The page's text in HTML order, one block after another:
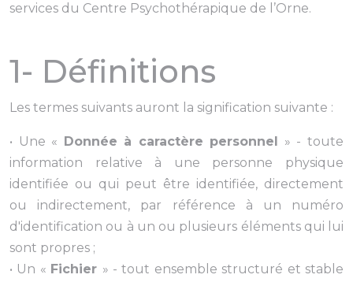
services du Centre Psychothérapique de l’Orne.
1- Définitions
Les termes suivants auront la signification suivante :
• Une « Donnée à caractère personnel » - toute
information relative à une personne physique
identifiée ou qui peut être identifiée, directement
ou indirectement, par référence à un numéro
d'identification ou à un ou plusieurs éléments qui lui
sont propres ;
• Un « Fichier » - tout ensemble structuré et stable